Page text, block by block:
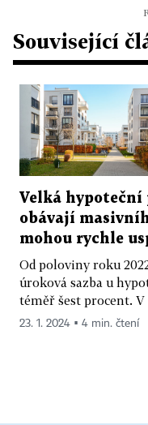
Související
Velká hypoteční
obávají
mohou rychle
Od poloviny roku
úroková sazba u
téměř šest procent.
23. 1. 2024 ▪ 4 min. čtení